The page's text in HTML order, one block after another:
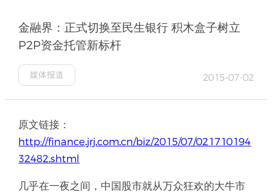
金融界：正式切换至民生银行 积木盒子树立
P2P资金托管新标杆
媒体报道 2015-07-02
原文链接：
http://finance.jrj.com.cn/biz/2015/07/021710194
32482.shtml
几乎在一夜之间，中国股市就从万众狂欢的大牛市